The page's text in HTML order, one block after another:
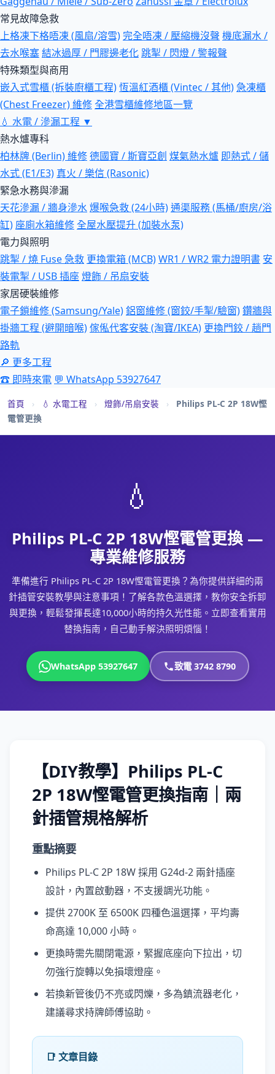
常見故障急救
上格凍下格唔凍 (風扇/溶雪)完全唔凍 / 壓縮機沒聲 機底漏水 /
去水喉塞結冰過厚 / 門膠邊老化跳掣 / 閃燈 / 警報聲
特殊類型與商用
嵌入式雪櫃 (拆裝廚櫃工程)恆溫紅酒櫃 (Vintec / 其他)急凍櫃
(Chest Freezer) 維修全港雪櫃維修地區一覽
💧 水電 / 滲漏工程 ▼
熱水爐專科
柏林牌 (Berlin) 維修德國寶 / 斯寶亞創 煤氣熱水爐 即熱式 / 儲
水式 (E1/E3) 真火 / 樂信 (Rasonic)
緊急水務與滲漏
天花滲漏 / 牆身滲水爆喉急救 (24小時)通渠服務 (馬桶/廚房/浴
缸) 座廁水箱維修全屋水壓提升 (加裝水泵)
電力與照明
跳掣 / 燒 Fuse 急救 更換電箱 (MCB)WR1 / WR2 電力證明書 安
裝電掣 / USB 插座燈飾 / 吊扇安裝
家居硬裝維修
電子鎖維修 (Samsung/Yale)鋁窗維修 (窗鉸/手掣/驗窗)鑽牆與
掛牆工程 (避開暗喉)傢俬代客安裝 (淘寶/IKEA) 更換門鉸 / 趟門
路軌
🔎 更多工程
☎ 即時來電 💬 WhatsApp 53927647
首頁 › 💧 水電工程 › 燈飾/吊扇安裝 ›
Philips PL-C 2P 18W慳
電管更換
💧
Philips PL-C 2P 18W慳電管更換 —
專業維修服務
準備進行 Philips PL-C 2P 18W慳電管更換？為你提供詳細的兩
針插管安裝教學與注意事項！了解各款色溫選擇，教你安全拆卸
與更換，輕鬆發揮長達10,000小時的持久光性能。立即查看實用
替換指南，自己動手解決照明煩惱！
WhatsApp 53927647 致電 3742 8790
【DIY教學】Philips PL-C
2P 18W慳電管更換指南｜兩
針插管規格解析
重點摘要
Philips PL-C 2P 18W 採用 G24d-2 兩針插座
設計，內置啟動器，不支援調光功能。
提供 2700K 至 6500K 四種色溫選擇，平均壽
命高達 10,000 小時。
更換時需先關閉電源，緊握底座向下拉出，切
勿強行旋轉以免損壞燈座。
若換新管後仍不亮或閃爍，多為鎮流器老化，
建議尋求持牌師傅協助。
📑 文章目錄